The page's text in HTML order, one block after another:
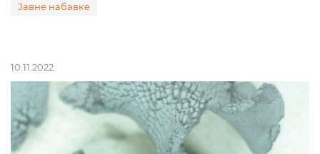
Јавне набавке
10.11.2022.